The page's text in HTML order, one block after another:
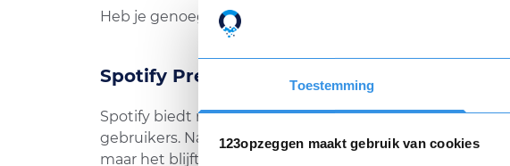
Toestemming
123opzeggen maakt gebruik van cookies
Heb je genoeg boeken geluisterd? Dan kun je via
Spotify Premium
Spotify biedt momenteel geen specifieke zomerdeal,
gebruikers. Na de actie ga je automatisch €12,99 per
maar het blijft jouw verantwoordelijkheid om op tijd op